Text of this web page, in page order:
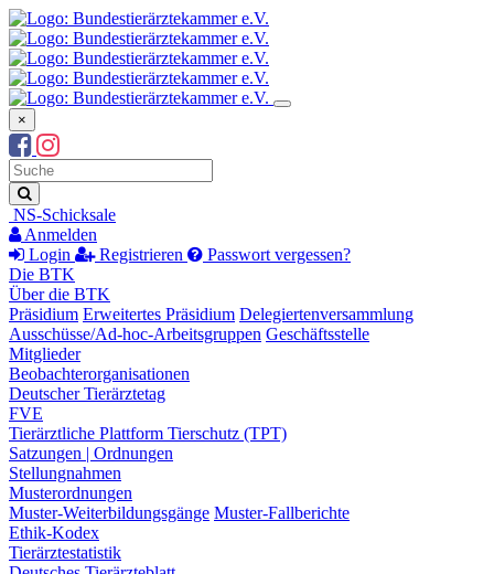
×
Suchbegriff
Suche
NS-Schicksale
Anmelden
Login
Registrieren
Passwort vergessen?
Die BTK
Über die BTK
Präsidium Erweitertes Präsidium Delegiertenversammlung
Ausschüsse/Ad-hoc-Arbeitsgruppen Geschäftsstelle
Mitglieder
Beobachterorganisationen
Deutscher Tierärztetag
FVE
Tierärztliche Plattform Tierschutz (TPT)
Satzungen | Ordnungen
Stellungnahmen
Musterordnungen
Muster-Weiterbildungsgänge Muster-Fallberichte
Ethik-Kodex
Tierärztestatistik